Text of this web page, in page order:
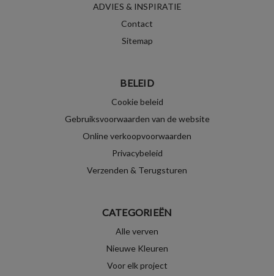
ADVIES & INSPIRATIE
Contact
Sitemap
BELEID
Cookie beleid
Gebruiksvoorwaarden van de website
Online verkoopvoorwaarden
Privacybeleid
Verzenden & Terugsturen
CATEGORIEËN
Alle verven
Nieuwe Kleuren
Voor elk project